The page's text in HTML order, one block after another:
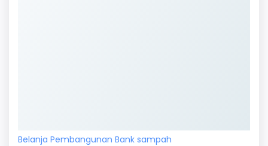
Belanja Pembangunan Bank sampah